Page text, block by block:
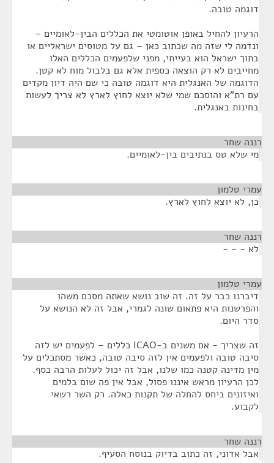
דוגמה טובה.
הרעיון להחיל באופן אוטומטי את הכללים הבין-לאומיים –
ונדמה לי שזה מה שכתוב כאן – גם על מטוסים ישראליים או
בתוך ישראל הוא בעייתי, מפני שלפעמים הכללים האלו
מחייבים לא רק הוצאה כספית אלא גם בלבול מוח לא קטן.
הדוגמה של האנגלית היא דוגמה טובה כי שם היה דיון מקדים
עם רת"א והוסכם שמי שלא יוצא לחוץ לארץ לא צריך לעשות
בחינות באנגלית.
רננה שחר
מי שלא טס בנתיבים בין-לאומיים.
עמרי טלמון
כן, לא יוצא לחוץ לארץ.
רננה שחר
לא - - -
עמרי טלמון
דיברנו כבר על זה. זה שוב נושא שאתה מסכם משהו
והפרשנות היא פתאום שונה לגמרי, אבל זה לא הנושא על
סדר היום.
זה שצריך - אם משנים ב-ICAO כללים – לפעמים יש לזה
סיבה טובה ולפעמים אין לזה סיבה טובה, כאשר מסתכלים על
מין מדינה קטנה כמו שלנו, אבל זה יכול לעלות הרבה כסף.
לכן הרעיון מראש איננו פסול, אבל אין פה שום בלמים
ואיזונים ביחס להחלה של תקנות כאלה. רק השר רשאי
לקבוע.
רננה שחר
אבל אדוני, זה כתוב בדיוק בנוסח הסעיף.